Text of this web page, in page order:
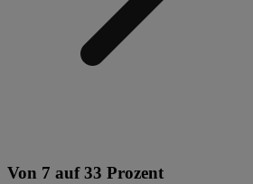
Von 7 auf 33 Prozent